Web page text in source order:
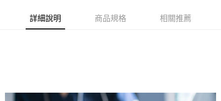
每筆NT$80，滿NT$1,500(含以上)免運費
詳細說明 商品規格 相關推薦